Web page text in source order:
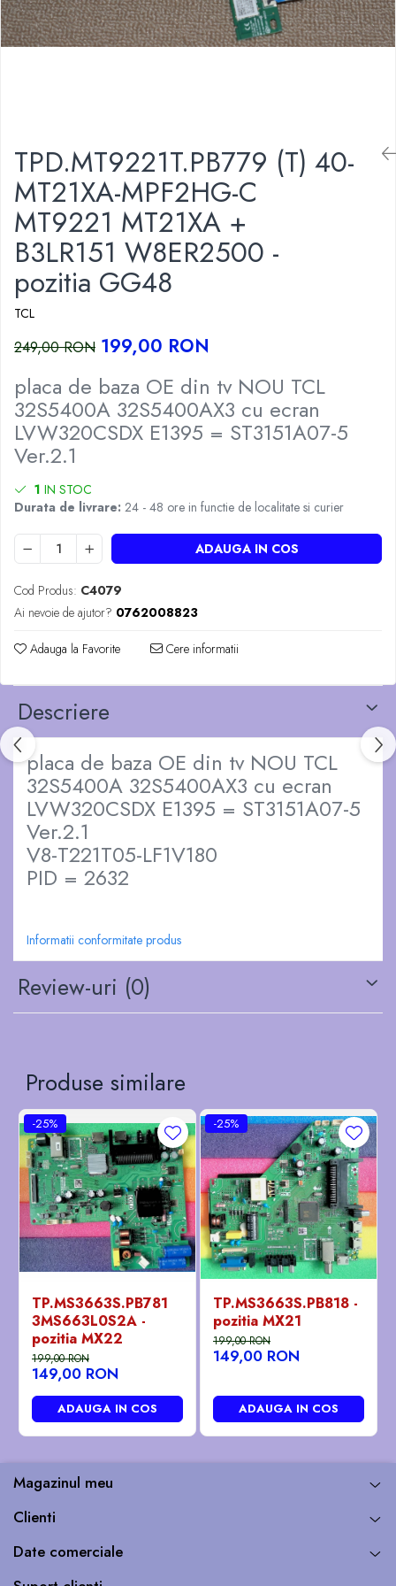
TPD.MT9221T.PB779 (T) 40-
MT21XA-MPF2HG-C
MT9221 MT21XA +
B3LR151 W8ER2500 -
pozitia GG48
TCL
249,00 RON 199,00 RON
placa de baza OE din tv NOU TCL
32S5400A 32S5400AX3 cu ecran
LVW320CSDX E1395 = ST3151A07-5
Ver.2.1
1 IN STOC
Durata de livrare: 24 - 48 ore in functie de localitate si curier
ADAUGA IN COS
Cod Produs: C4079
Ai nevoie de ajutor? 0762008823
Adauga la Favorite Cere informatii
Descriere
placa de baza OE din tv NOU TCL
32S5400A 32S5400AX3 cu ecran
LVW320CSDX E1395 = ST3151A07-5
Ver.2.1
V8-T221T05-LF1V180
PID = 2632
Informatii conformitate produs
Review-uri (0)
Produse similare
-25%
TP.MS3663S.PB781
3MS663L0S2A -
pozitia MX22
199,00 RON
149,00 RON
ADAUGA IN COS
-25%
TP.MS3663S.PB818 -
pozitia MX21
199,00 RON
149,00 RON
ADAUGA IN COS
Magazinul meu
Clienti
Date comerciale